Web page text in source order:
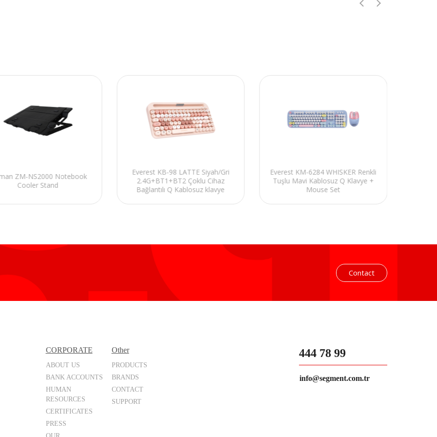
ZM-NS2000 Notebook
Cooler Stand
Everest KB-98 LATTE Siyah/Gri
2.4G+BT1+BT2 Çoklu Cihaz
Bağlantılı Q Kablosuz klavye
Everest KM-6284 WHISKER Renkli
Tuşlu Mavi Kablosuz Q Klavye +
Mouse Set
Contact
CORPORATE
ABOUT US
BANK ACCOUNTS
HUMAN
RESOURCES
CERTIFICATES
PRESS
Other
PRODUCTS
BRANDS
CONTACT
SUPPORT
444 78 99
info@segment.com.tr